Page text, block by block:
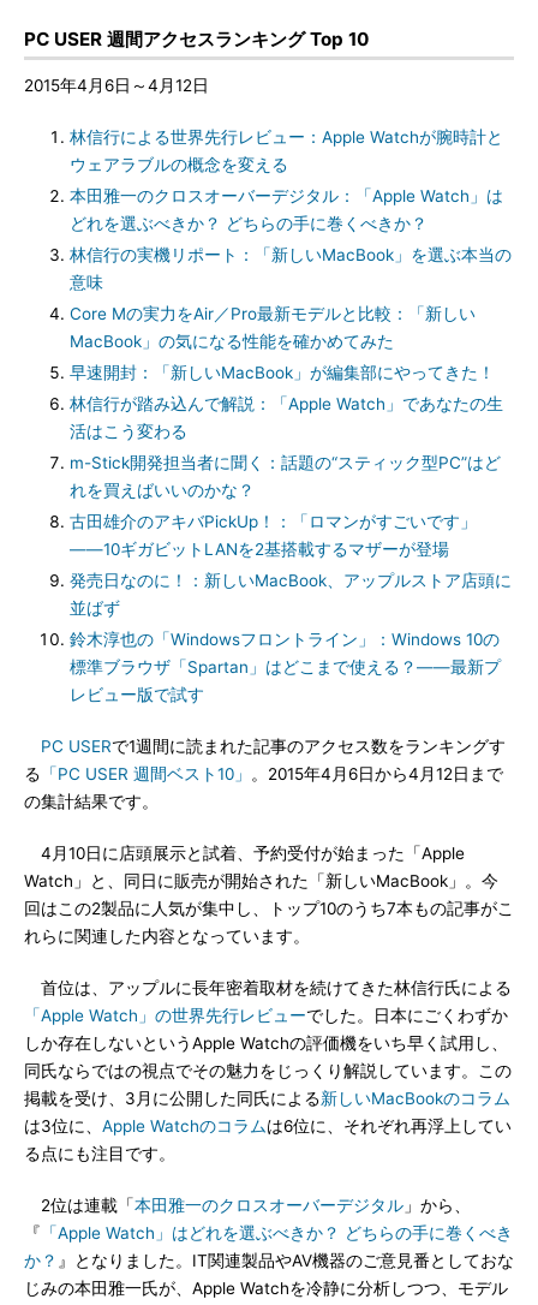
PC USER 週間アクセスランキング Top 10
2015年4月6日～4月12日
林信行による世界先行レビュー：Apple Watchが腕時計と
ウェアラブルの概念を変える
本田雅一のクロスオーバーデジタル：「Apple Watch」は
どれを選ぶべきか？ どちらの手に巻くべきか？
林信行の実機リポート：「新しいMacBook」を選ぶ本当の
意味
Core Mの実力をAir／Pro最新モデルと比較：「新しい
MacBook」の気になる性能を確かめてみた
早速開封：「新しいMacBook」が編集部にやってきた！
林信行が踏み込んで解説：「Apple Watch」であなたの生
活はこう変わる
m-Stick開発担当者に聞く：話題の“スティック型PC”はど
れを買えばいいのかな？
古田雄介のアキバPickUp！：「ロマンがすごいです」
――10ギガビットLANを2基搭載するマザーが登場
発売日なのに！：新しいMacBook、アップルストア店頭に
並ばず
鈴木淳也の「Windowsフロントライン」：Windows 10の
標準ブラウザ「Spartan」はどこまで使える？――最新プ
レビュー版で試す
PC USERで1週間に読まれた記事のアクセス数をランキングす
る 「PC USER 週間ベスト10」
。2015年4月6日から4月12日まで
の集計結果です。
4月10日に店頭展示と試着、予約受付が始まった「Apple
Watch」と、同日に販売が開始された「新しいMacBook」。今
回はこの2製品に人気が集中し、トップ10のうち7本もの記事がこ
れらに関連した内容となっています。
首位は、アップルに長年密着取材を続けてきた林信行氏による
「Apple Watch」の世界先行レビューでした。日本にごくわずか
しか存在しないというApple Watchの評価機をいち早く試用し、
同氏ならではの視点でその魅力をじっくり解説しています。この
掲載を受け、3月に公開した同氏による新しいMacBookのコラム
は3位に、 Apple Watchのコラムは6位に、それぞれ再浮上してい
る点にも注目です。
2位は連載「本田雅一のクロスオーバーデジタル 」から、
『 「Apple Watch」はどれを選ぶべきか？ どちらの手に巻くべき
か？ 』となりました。IT関連製品やAV機器のご意見番としておな
じみの本田雅一氏が、Apple Watchを冷静に分析しつつ、モデル